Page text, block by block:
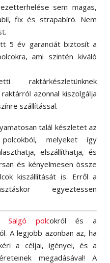
sem magas,
fix és strapabíró. Nem
5 év garanciát biztosít a
ami szintén kiváló
azonnal kiszolgálja
szállítással.
talál készletet az
melyeket így
elszállíthatja, és
és kényelmesen össze
kiszállítását is. Erről a
egyeztessen
Salgó polcokról és a
A legjobb azonban az, ha
a céljai, igényei, és a
megadásával! A